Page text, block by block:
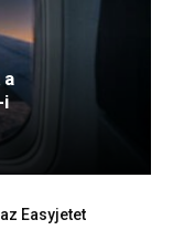
i
Easyjetet